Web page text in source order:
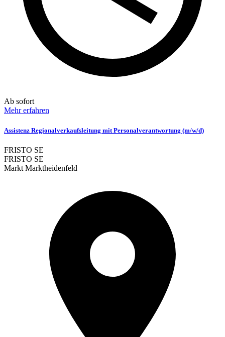
Ab sofort
Mehr erfahren
Assistenz Regionalverkaufsleitung mit Personalverantwortung (m/w/d)
FRISTO SE
FRISTO SE
Markt Marktheidenfeld